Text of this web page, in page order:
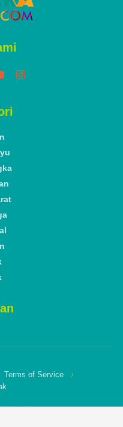
Terms of Service
hari ini.